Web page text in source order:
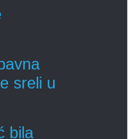
sreli u
bila